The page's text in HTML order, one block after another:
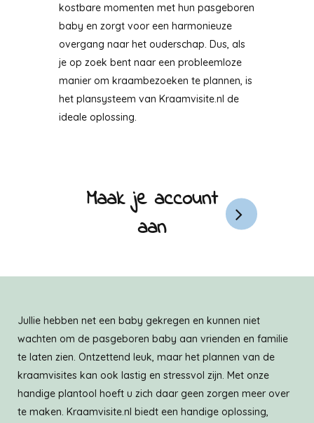
kostbare momenten met hun pasgeboren
baby en zorgt voor een harmonieuze
overgang naar het ouderschap. Dus, als
je op zoek bent naar een probleemloze
manier om kraambezoeken te plannen, is
het plansysteem van Kraamvisite.nl de
ideale oplossing.
Maak je account
aan
Jullie hebben net een baby gekregen en kunnen niet
wachten om de pasgeboren baby aan vrienden en familie
te laten zien. Ontzettend leuk, maar het plannen van de
kraamvisites kan ook lastig en stressvol zijn. Met onze
handige plantool hoeft u zich daar geen zorgen meer over
te maken. Kraamvisite.nl biedt een handige oplossing,